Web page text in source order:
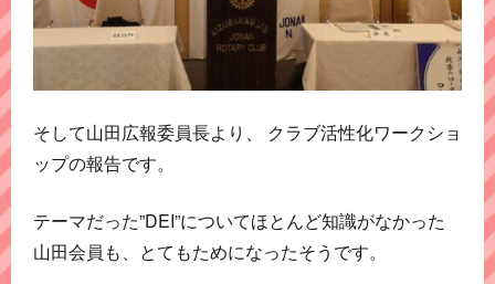
そして山田広報委員長より、 クラブ活性化ワークショ
ップの報告です。
テーマだった”DEI”についてほとんど知識がなかった
山田会員も、とてもためになったそうです。